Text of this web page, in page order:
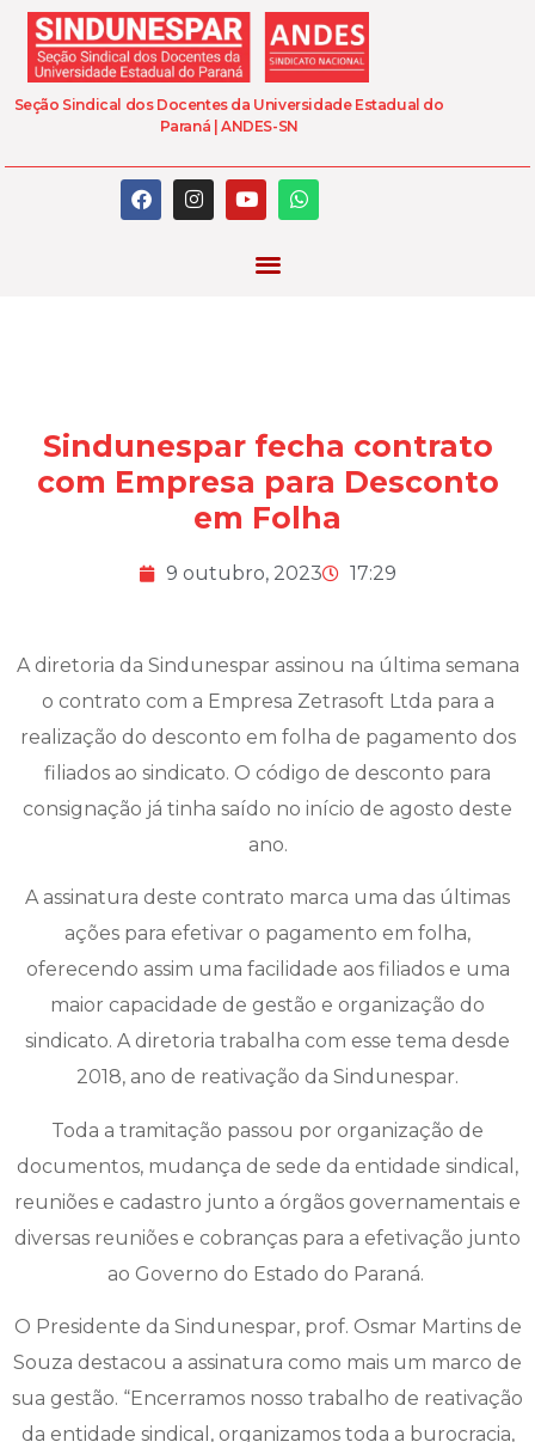
Seção Sindical dos Docentes da Universidade Estadual do
Paraná | ANDES-SN
Sindunespar fecha contrato
com Empresa para Desconto
em Folha
9 outubro, 2023 17:29
A diretoria da Sindunespar assinou na última semana
o contrato com a Empresa Zetrasoft Ltda para a
realização do desconto em folha de pagamento dos
filiados ao sindicato. O código de desconto para
consignação já tinha saído no início de agosto deste
ano.
A assinatura deste contrato marca uma das últimas
ações para efetivar o pagamento em folha,
oferecendo assim uma facilidade aos filiados e uma
maior capacidade de gestão e organização do
sindicato. A diretoria trabalha com esse tema desde
2018, ano de reativação da Sindunespar.
Toda a tramitação passou por organização de
documentos, mudança de sede da entidade sindical,
reuniões e cadastro junto a órgãos governamentais e
diversas reuniões e cobranças para a efetivação junto
ao Governo do Estado do Paraná.
O Presidente da Sindunespar, prof. Osmar Martins de
Souza destacou a assinatura como mais um marco de
sua gestão. “Encerramos nosso trabalho de reativação
da entidade sindical, organizamos toda a burocracia,